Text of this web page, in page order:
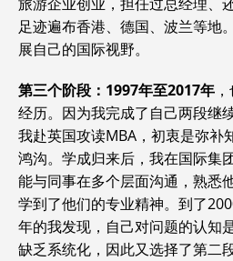
足迹遍布香港、德国、波兰等地
展自己的国际视野。
第三个阶段：1997年至2017年
经历。因为我完成了自己两段继
我赴英国攻读MBA，初衷是弥补
鸿沟。学成归来后，我在国际集
能与同事在多个层面沟通，熟悉
学到了他们的专业精神。到了
年的我发现，自己对问题的认知
缺乏系统化，因此又选择了第二